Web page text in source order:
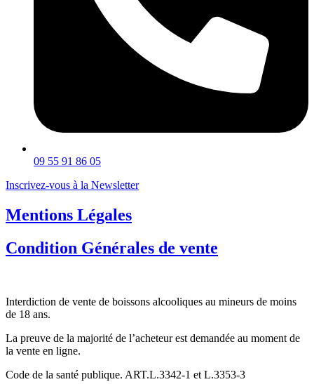
09 55 91 86 05
Inscrivez-vous à la Newsletter
Mentions Légales
Condition Générales de vente
Interdiction de vente de boissons alcooliques au mineurs de moins
de 18 ans.
La preuve de la majorité de l’acheteur est demandée au moment de
la vente en ligne.
Code de la santé publique. ART.L.3342-1 et L.3353-3